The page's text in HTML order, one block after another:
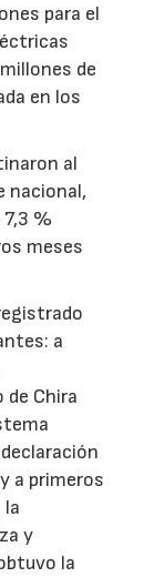
para el
de
en los
al
nacional,
%
meses
a
Chira
a primeros
la
y
la